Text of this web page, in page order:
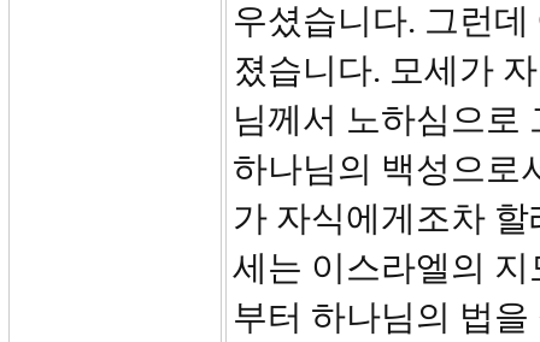
우셨습니다. 그런
졌습니다. 모세가
님께서 노하심으로
하나님의 백성으로
가 자식에게조차
세는 이스라엘의
부터 하나님의 법